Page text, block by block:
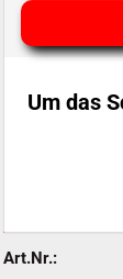
Um das
Art.Nr.: